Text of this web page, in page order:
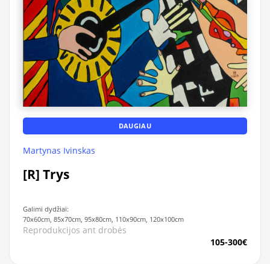
DAUGIAU
Martynas Ivinskas
[R] Trys
Galimi dydžiai:
70x60cm, 85x70cm, 95x80cm, 110x90cm, 120x100cm
Reprodukcijos ant drobės
105-300€